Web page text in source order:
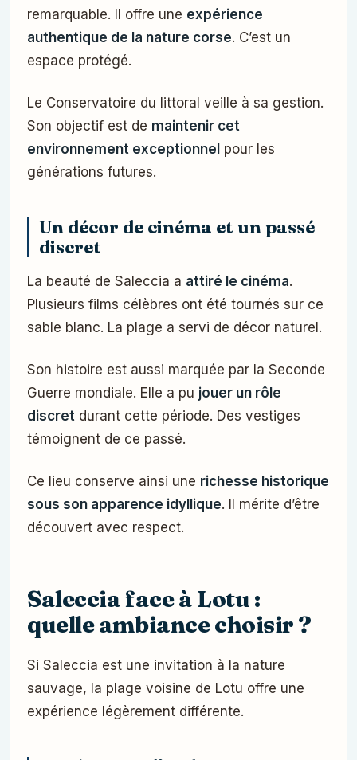
remarquable. Il offre une expérience
authentique de la nature corse. C’est un
espace protégé.
Le Conservatoire du littoral veille à sa gestion.
Son objectif est de maintenir cet
environnement exceptionnel pour les
générations futures.
Un décor de cinéma et un passé
discret
La beauté de Saleccia a attiré le cinéma.
Plusieurs films célèbres ont été tournés sur ce
sable blanc. La plage a servi de décor naturel.
Son histoire est aussi marquée par la Seconde
Guerre mondiale. Elle a pu jouer un rôle
discret durant cette période. Des vestiges
témoignent de ce passé.
Ce lieu conserve ainsi une richesse historique
sous son apparence idyllique. Il mérite d’être
découvert avec respect.
Saleccia face à Lotu :
quelle ambiance choisir ?
Si Saleccia est une invitation à la nature
sauvage, la plage voisine de Lotu offre une
expérience légèrement différente.